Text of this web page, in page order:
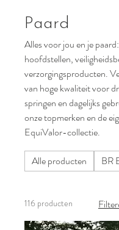
Paard
Alles voor jou en je
hoofdstellen,
verzorgingsproducten.
van hoge kwaliteit voor
springen en dagelijks
onze topmerken en de
EquiValor-collectie.
Alle producten BR
116 producten